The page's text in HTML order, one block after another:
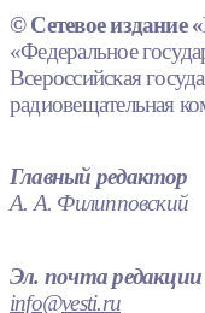
© Сетевое издание
«Федеральное
Всероссийская
радиовещательная
Главный редактор
А. А. Филипповский
Эл. почта редакции
info@vesti.ru